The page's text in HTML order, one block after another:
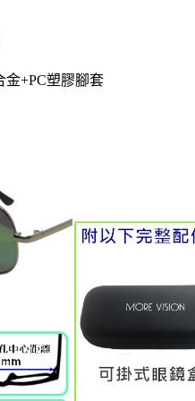
+PC塑膠腳套